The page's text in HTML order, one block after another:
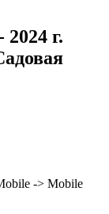
г.
-> Mobile